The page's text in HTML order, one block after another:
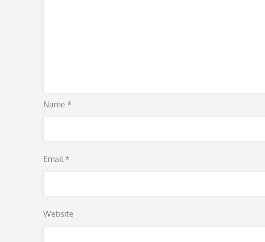
Name *
Email *
Website